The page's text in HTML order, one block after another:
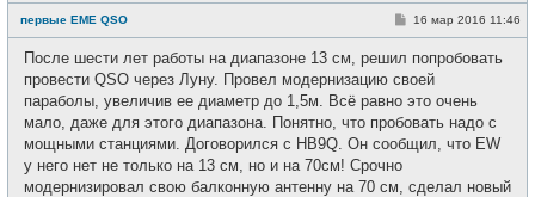
е
в
с
первые EME QSO
С
б
щ
н
и
16 мар 2016 11:46
После шести лет работы на диапазоне 13 см, решил попробовать
провести QSO через Луну. Провел модернизацию своей
параболы, увеличив ее диаметр до 1,5м. Всё равно это очень
мало, даже для этого диапазона. Понятно, что пробовать надо с
мощными станциями. Договорился с HB9Q. Он сообщил, что EW
у него нет не только на 13 см, но и на 70см! Срочно
модернизировал свою балконную антенну на 70 см, сделал новый